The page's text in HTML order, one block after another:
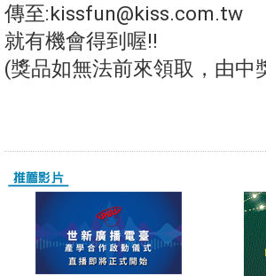
傳至:kissfun@kiss.com.tw
就有機會得到喔!!
(獎品如無法前來領取，由中